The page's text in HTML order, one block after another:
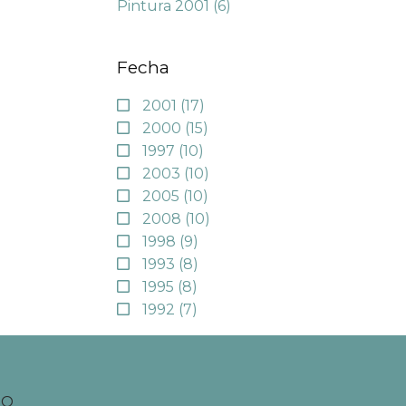
Pintura 2001 (6)
Fecha
2001 (17)
2000 (15)
1997 (10)
2003 (10)
2005 (10)
2008 (10)
1998 (9)
1993 (8)
1995 (8)
1992 (7)